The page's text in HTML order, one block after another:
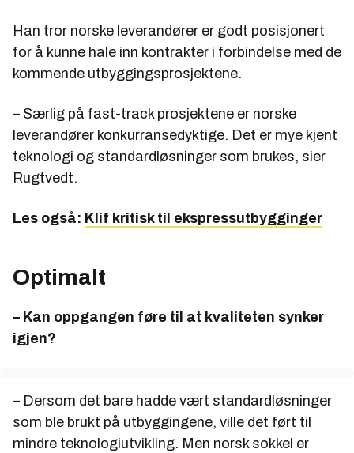
Han tror norske leverandører er godt posisjonert
for å kunne hale inn kontrakter i forbindelse med de
kommende utbyggingsprosjektene.
– Særlig på fast-track prosjektene er norske
leverandører konkurransedyktige. Det er mye kjent
teknologi og standardløsninger som brukes, sier
Rugtvedt.
Les også: Klif kritisk til ekspressutbygginger
Optimalt
– Kan oppgangen føre til at kvaliteten synker
igjen?
– Dersom det bare hadde vært standardløsninger
som ble brukt på utbyggingene, ville det ført til
mindre teknologiutvikling. Men norsk sokkel er